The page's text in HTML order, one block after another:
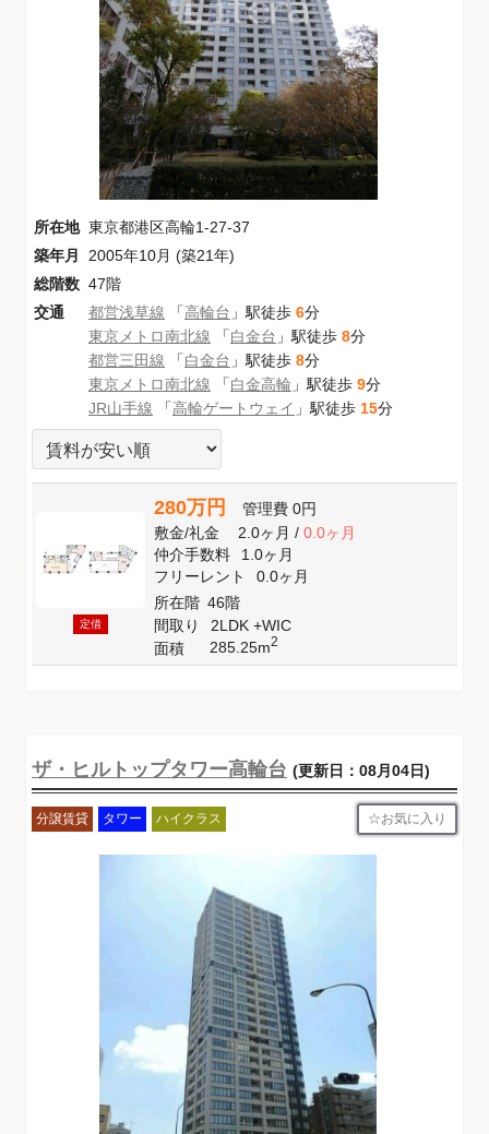
所在地 東京都港区高輪1-27-37
築年月
2005年10月 (築21年)
総階数 47階
交通
都営浅草線 「高輪台 」駅徒歩 6分
東京メトロ南北線 「白金台 」駅徒歩 8分
都営三田線 「白金台 」駅徒歩 8分
東京メトロ南北線 「白金高輪 」駅徒歩 9分
JR山手線 「高輪ゲートウェイ 」駅徒歩 15分
定借
280万円 管理費 0円
敷金/礼金 2.0ヶ月/ 0.0ヶ月
仲介手数料
1.0ヶ月
フリーレント
0.0ヶ月
所在階 46階
間取り
2LDK +WIC
面積
285.25m2
ザ・ヒルトップタワー高輪台 (更新日：08月04日)
分譲賃貸 タワー ハイクラス お気に入り